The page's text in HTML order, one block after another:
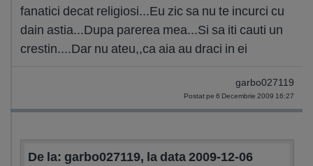
fanatici decat religiosi...Eu zic sa nu te incurci cu
dain astia...Dupa parerea mea...Si sa iti cauti un
crestin....Dar nu ateu,,ca aia au draci in ei
garbo027119
Postat pe 6 Decembrie 2009 16:27
De la: garbo027119, la data 2009-12-06